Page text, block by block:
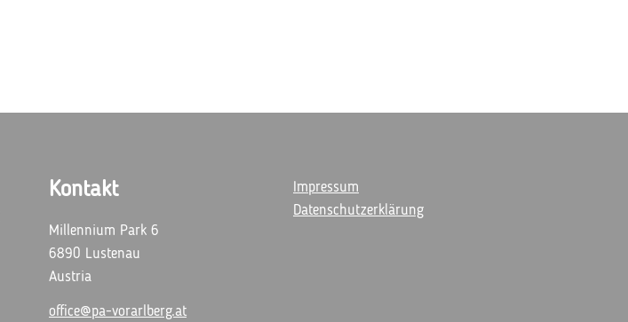
Kontakt
Millennium Park 6
6890 Lustenau
Austria
office@pa-vorarlberg.at
Impressum
Datenschutzerklärung